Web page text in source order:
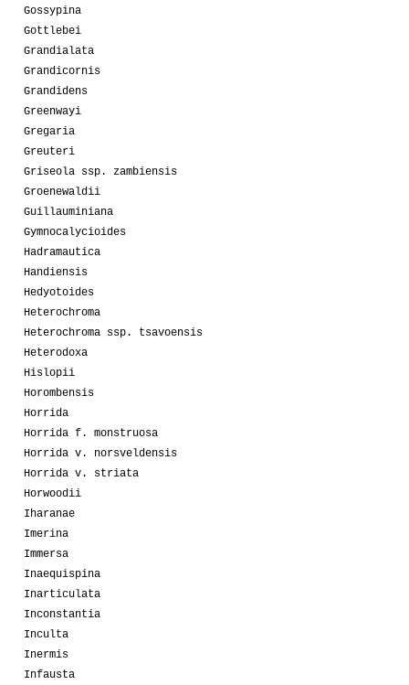
Gossypina
Gottlebei
Grandialata
Grandicornis
Grandidens
Greenwayi
Gregaria
Greuteri
Griseola ssp. zambiensis
Groenewaldii
Guillauminiana
Gymnocalycioides
Hadramautica
Handiensis
Hedyotoides
Heterochroma
Heterochroma ssp. tsavoensis
Heterodoxa
Hislopii
Horombensis
Horrida
Horrida f. monstruosa
Horrida v. norsveldensis
Horrida v. striata
Horwoodii
Iharanae
Imerina
Immersa
Inaequispina
Inarticulata
Inconstantia
Inculta
Inermis
Infausta